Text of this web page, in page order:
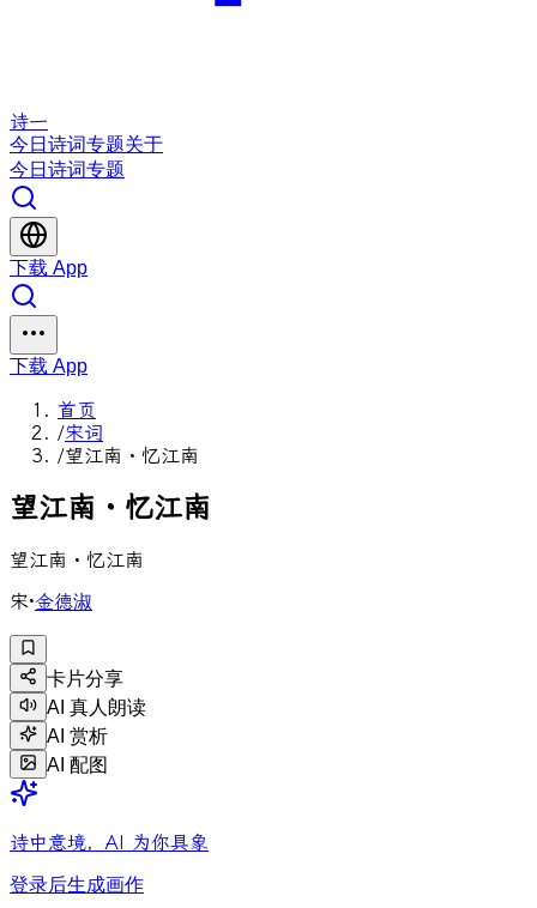
诗一
今日 诗词专题关于
今日 诗词专题
下载 App
下载 App
首页
/宋词
/望江南・忆江南
望江南 ・ 忆江南
望江南・忆江南
宋·金德淑
卡片分享
AI 真人朗读
AI 赏析
AI 配图
诗中意境，AI 为你具象
登录后生成画作